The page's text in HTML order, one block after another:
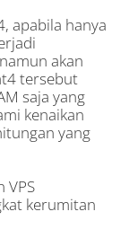
apabila hanya
akan
tersebut
saja yang
kenaikan
yang
VPS
kerumitan